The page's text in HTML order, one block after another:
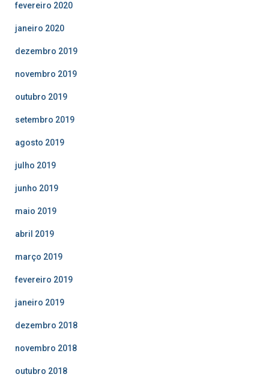
fevereiro 2020
janeiro 2020
dezembro 2019
novembro 2019
outubro 2019
setembro 2019
agosto 2019
julho 2019
junho 2019
maio 2019
abril 2019
março 2019
fevereiro 2019
janeiro 2019
dezembro 2018
novembro 2018
outubro 2018